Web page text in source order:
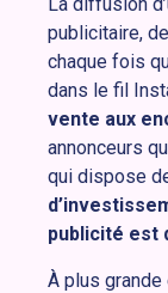
publicitaire,
chaque fois
dans le fil
vente aux
annonceurs
qui dispose
publicité est
À plus grande